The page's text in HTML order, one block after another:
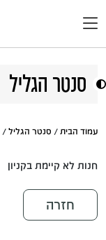
סנטר הגליל
עמוד הבית / סנטר הגליל /
חנות לא קיימת בקניון
חזרה